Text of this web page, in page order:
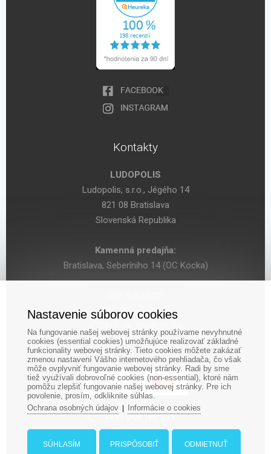
Kontakty
LUDOPOLIS
Ludopolis, s.r.o., Jégého 14
821 08 Bratislava
Slovenská Republika
Kamenná predajňa:
Bratislava, Seberíniho 14 (OC Kocka)
DIČ: 2024029755
‎+421 948 188 211
+421 908 666 767
ludopolis@ludopolis.sk
Nastavenie súborov cookies
Na fungovanie našej webovej stránky používame nevyhnutné
cookies (essential cookies) umožňujúce realizovať základné
funkcionality webovej stránky. Tieto cookies môžete zakázať
zmenou nastavení Vášho internetového prehliadača, čo však
môže ovplyvniť fungovanie webovej stránky. Radi by sme
tiež využívali dobrovoľné cookies (non-essential), ktoré nám
pomôžu zlepšiť fungovanie našej webovej stránky. Pre ich
povolenie, prosím, odkliknite súhlas.
Ochrana osobných údajov| Informácie o cookies
SÚHLASÍM PRISPÔSOBIŤ ODMIETNUŤ